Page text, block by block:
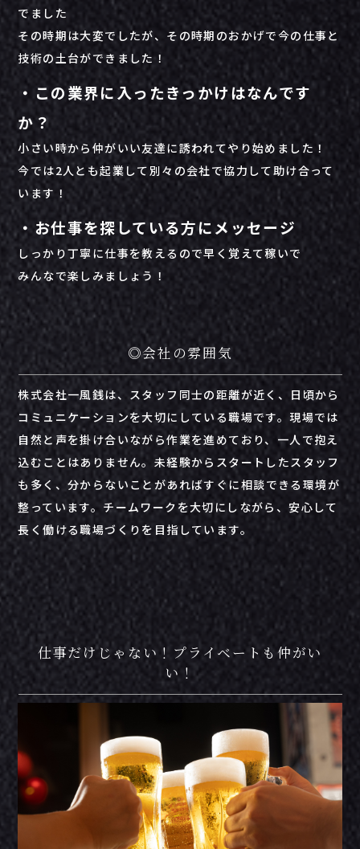
でました
その時期は大変でしたが、その時期のおかげで今の仕事と
技術の土台ができました！
・この業界に入ったきっかけはなんです
か？
小さい時から仲がいい友達に誘われてやり始めました！
今では2人とも起業して別々の会社で協力して助け合って
います！
・お仕事を探している方にメッセージ
しっかり丁寧に仕事を教えるので早く覚えて稼いで
みんなで楽しみましょう！
◎会社の雰囲気
株式会社一風銭は、 スタッフ 同士の距離が近く、 日頃から
コミュニケーションを大切にしている職場です。現場では
自然と 声を掛け合いながら作業を進めて おり、 一人で抱え
込む こと はありません。 未経験から スタート したスタッフ
も 多く、 分から ない こと があればすぐに相談できる 環境が
整 って い ます。 チームワーク を大切にし ながら、安心して
長 く働ける職場づくり を 目指 してい ます。
仕事だけじゃない！プライベートも仲がい
い！